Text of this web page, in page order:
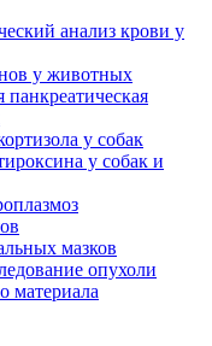
анализ крови у
у животных
у собак
у собак и
мазков
опухоли
материала